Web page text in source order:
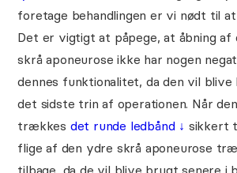
foretage behandlingen er vi nødt til
Det er vigtigt at påpege, at åbning af
skrå aponeurose ikke har nogen
dennes funktionalitet, da den vil blive
det sidste trin af operationen. Når
trækkes det runde ledbånd ↓ sikkert
flige af den ydre skrå aponeurose
tilbage, da de vil blive brugt senere i